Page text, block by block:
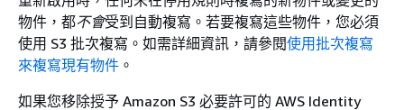
物件，都不會受到自動複寫。若要複寫這些物件，您必須
使用 S3 批次複寫。如需詳細資訊，請參閱使用批次複寫
來複寫現有物件 。
如果您移除授予 Amazon S3 必要許可的 AWS Identity